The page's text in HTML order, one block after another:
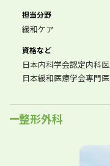
担当分野
緩和ケア
資格など
日本内科学会認定内科医
日本緩和医療学会専門医
整形外科